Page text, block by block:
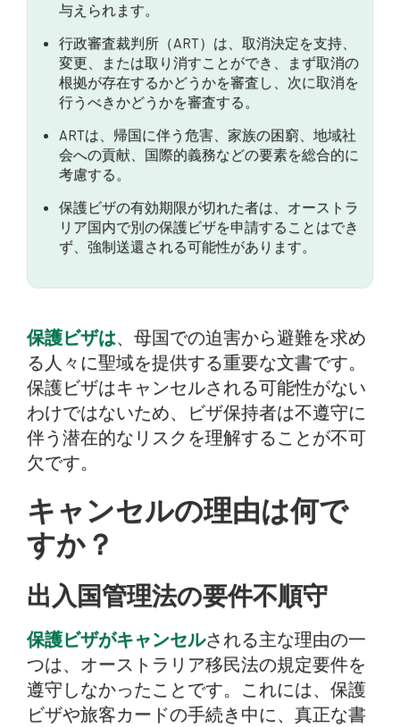
与えられます。
行政審査裁判所（ART）は、取消決定を支持、
変更、または取り消すことができ、まず取消の
根拠が存在するかどうかを審査し、次に取消を
行うべきかどうかを審査する。
ARTは、帰国に伴う危害、家族の困窮、地域社
会への貢献、国際的義務などの要素を総合的に
考慮する。
保護ビザの有効期限が切れた者は、オーストラ
リア国内で別の保護ビザを申請することはでき
ず、強制送還される可能性があります。
保護ビザは、母国での迫害から避難を求め
る人々に聖域を提供する重要な文書です。
保護ビザはキャンセルされる可能性がない
わけではないため、ビザ保持者は不遵守に
伴う潜在的なリスクを理解することが不可
欠です。
キャンセルの理由は何で
すか？
出入国管理法の要件不順守
保護ビザがキャンセルされる主な理由の一
つは、オーストラリア移民法の規定要件を
遵守しなかったことです。これには、保護
ビザや旅客カードの手続き中に、真正な書